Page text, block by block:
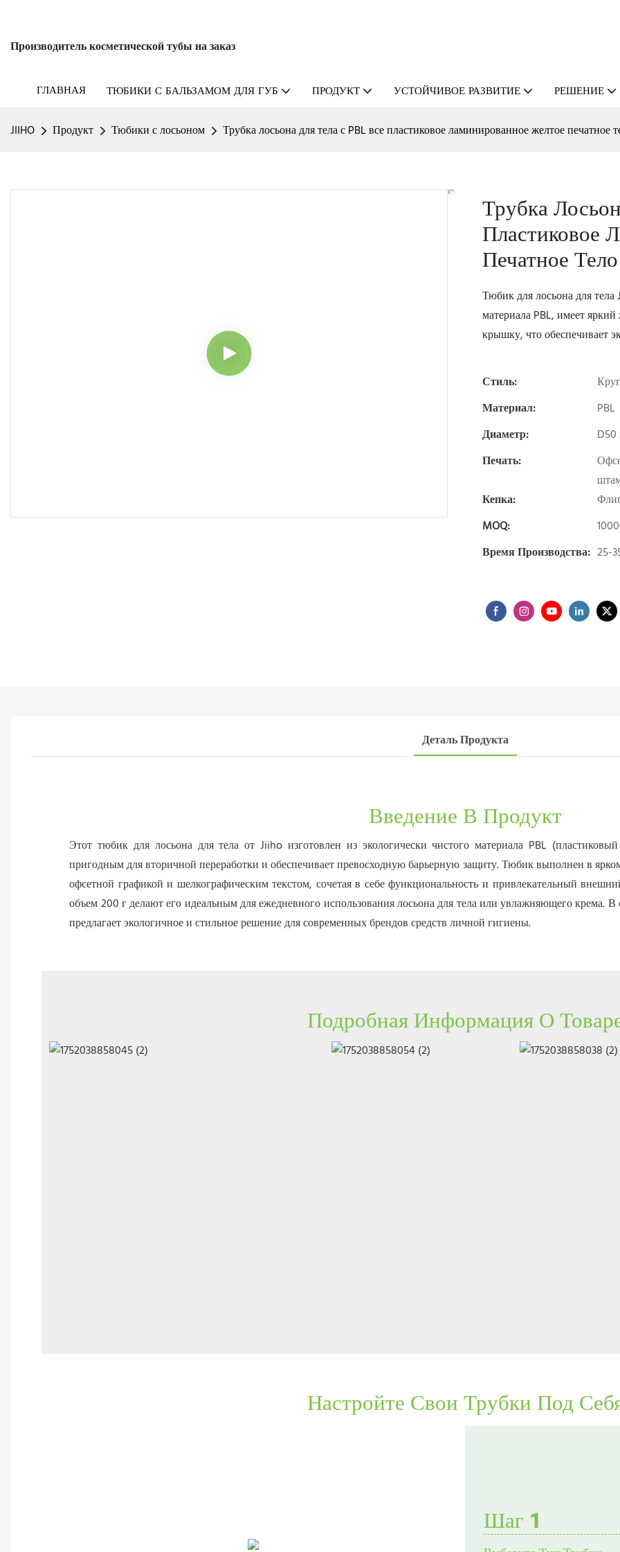
Производитель косметической тубы на заказ
ГЛАВНАЯ ТЮБИКИ С БАЛЬЗАМОМ ДЛЯ ГУБ ПРОДУКТ УСТОЙЧИВОЕ РАЗВИТИЕ РЕШЕНИЕ
JIIHO Продукт Тюбики с лосьоном Трубка лосьона для тела с PBL все пластиковое ламинированное желтое печатное
Трубка
Пластиковое
Печатное
Тюбик для лосьона для
материала PBL, имеет
крышку, что обеспечивает
Стиль:
Материал:
PBL
Диаметр:
Печать:
Кепка:
MOQ:
Время Производства: 25-
Деталь Продукта
Введение В Продукт
Этот тюбик для лосьона для тела от Jiiho изготовлен из экологически чистого материала PBL
пригодным для вторичной переработки и обеспечивает превосходную барьерную защиту. Тюбик выполнен в
офсетной графикой и шелкографическим текстом, сочетая в себе функциональность и привлекательный
объем 200 г делают его идеальным для ежедневного использования лосьона для тела или увлажняющего крема.
предлагает экологичное и стильное решение для современных брендов средств личной гигиены.
Подробная Информация О
Настройте Свои Трубки Под
Шаг 1